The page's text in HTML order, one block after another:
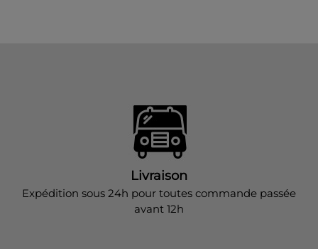
Livraison
Expédition sous 24h pour toutes commande passée
avant 12h